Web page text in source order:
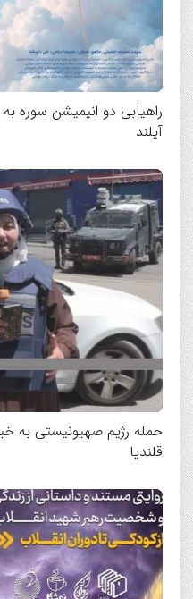
راهیابی دو انیمیشن سوره
آیلند
حمله رژیم صهیونیستی به
قلندیا